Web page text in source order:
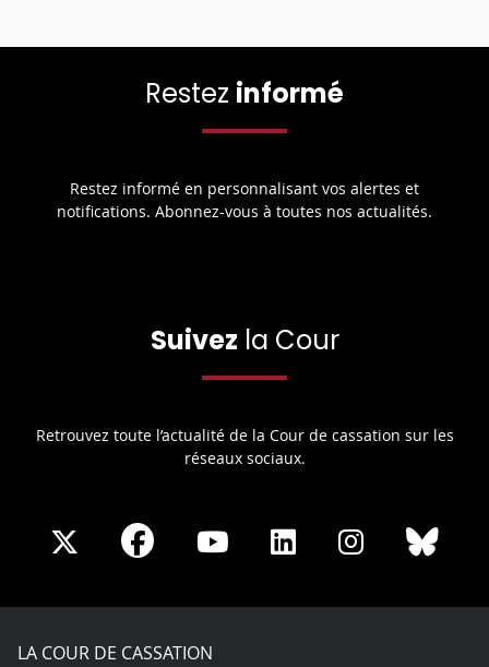
Restez informé
Restez informé en personnalisant vos alertes et
notifications. Abonnez-vous à toutes nos actualités.
Suivez la Cour
Retrouvez toute l’actualité de la Cour de cassation sur les
réseaux sociaux.
Share
X
Share
Facebook
Share
Youtube
Share
LinkedIn
Share
Instagram
LA COUR DE CASSATION